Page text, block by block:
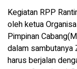
Kegiatan RPP
oleh ketua
Pimpinan
dalam sambutanya
harus berjalan